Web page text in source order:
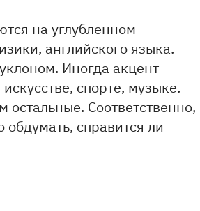
на углубленном
английского языка.
Иногда акцент
спорте, музыке.
Соответственно,
справится ли